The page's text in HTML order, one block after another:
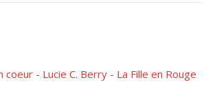
coeur - Lucie C. Berry - La Fille en Rouge